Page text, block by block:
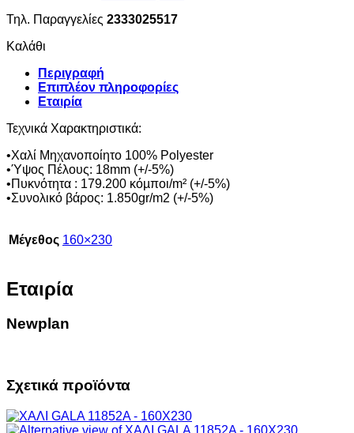
Τηλ. Παραγγελίες 2333025517
Καλάθι
Περιγραφή
Επιπλέον πληροφορίες
Εταιρία
Τεχνικά Χαρακτηριστικά:
•Χαλί Μηχανοποίητο 100% Polyester
•Ύψος Πέλους: 18mm (+/-5%)
•Πυκνότητα : 179.200 κόµποι/m² (+/-5%)
•Συνολικό βάρος: 1.850gr/m2 (+/-5%)
Μέγεθος 160×230
Εταιρία
Newplan
Σχετικά προϊόντα